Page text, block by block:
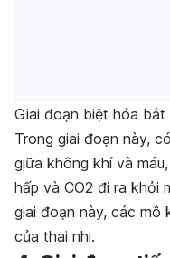
Giai đoạn biệt hóa
Trong giai đoạn này,
giữa không khí và
hấp và CO2 đi ra khỏi
giai đoạn này, các mô
của thai nhi.